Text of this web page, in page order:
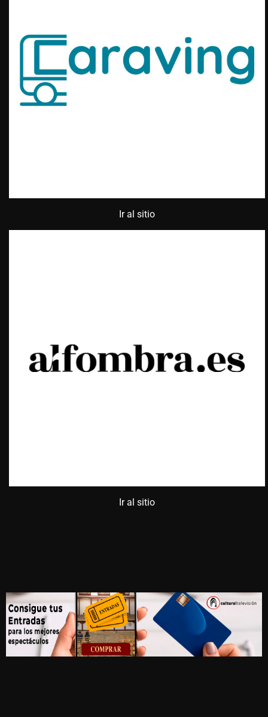
Ir al sitio
Ir al sitio